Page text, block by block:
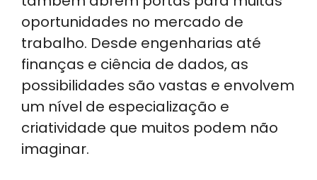
oportunidades no mercado de
trabalho. Desde engenharias até
finanças e ciência de dados, as
possibilidades são vastas e envolvem
um nível de especialização e
criatividade que muitos podem não
imaginar.